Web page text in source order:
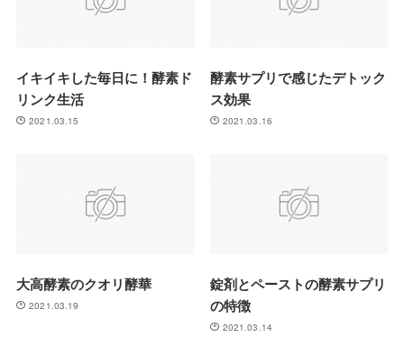
イキイキした毎日に！酵素ド
リンク生活
2021.03.15
酵素サプリで感じたデトック
ス効果
2021.03.16
大高酵素のクオリ酵華
2021.03.19
錠剤とペーストの酵素サプリ
の特徴
2021.03.14